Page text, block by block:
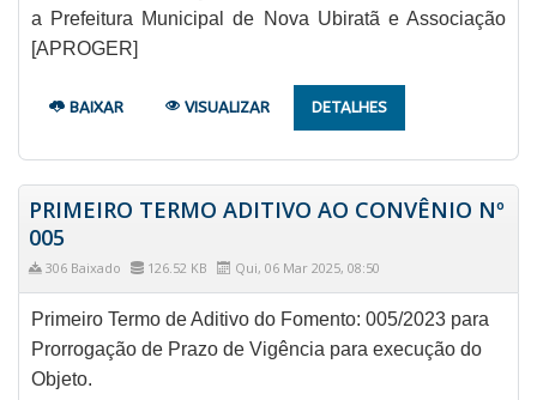
a Prefeitura Municipal de Nova Ubiratã e Associação
[APROGER]
BAIXAR VISUALIZAR DETALHES
PRIMEIRO TERMO ADITIVO AO CONVÊNIO Nº
005
306 Baixado 126.52 KB Qui, 06 Mar 2025, 08:50
Primeiro Termo de Aditivo do Fomento: 005/2023 para
Prorrogação de Prazo de Vigência para execução do
Objeto.